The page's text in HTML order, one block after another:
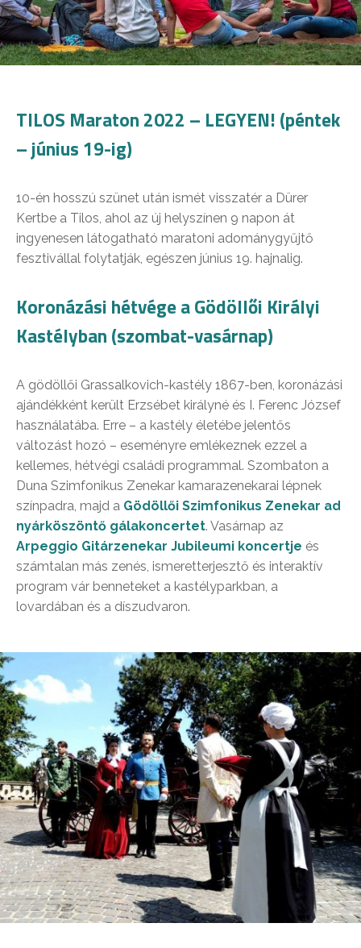
TILOS Maraton 2022 – LEGYEN! (péntek
– június 19-ig)
10-én hosszú szünet után ismét visszatér a Dürer
Kertbe a Tilos, ahol az új helyszínen 9 napon át
ingyenesen látogatható maratoni adománygyűjtő
fesztivállal folytatják, egészen június 19. hajnalig.
Koronázási hétvége a Gödöllői Királyi
Kastélyban (szombat-vasárnap)
A gödöllői Grassalkovich-kastély 1867-ben, koronázási
ajándékként került Erzsébet királyné és I. Ferenc József
használatába. Erre – a kastély életébe jelentős
változást hozó – eseményre emlékeznek ezzel a
kellemes, hétvégi családi programmal. Szombaton a
Duna Szimfonikus Zenekar kamarazenekarai lépnek
színpadra, majd a Gödöllői Szimfonikus Zenekar ad
nyárköszöntő gálakoncertet. Vasárnap az
Arpeggio Gitárzenekar Jubileumi koncertje és
számtalan más zenés, ismeretterjesztő és interaktív
program vár benneteket a kastélyparkban, a
lovardában és a díszudvaron.